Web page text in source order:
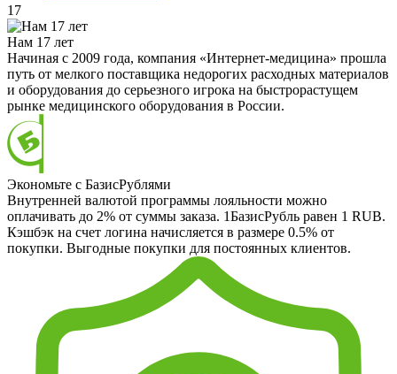
17
Нам 17 лет
Начиная с 2009 года, компания «Интернет-медицина» прошла
путь от мелкого поставщика недорогих расходных материалов
и оборудования до серьезного игрока на быстрорастущем
рынке медицинского оборудования в России.
Экономьте с БазисРублями
Внутренней валютой программы лояльности можно
оплачивать до 2% от суммы заказа. 1БазисРубль равен 1 RUB.
Кэшбэк на счет логина начисляется в размере 0.5% от
покупки. Выгодные покупки для постоянных клиентов.